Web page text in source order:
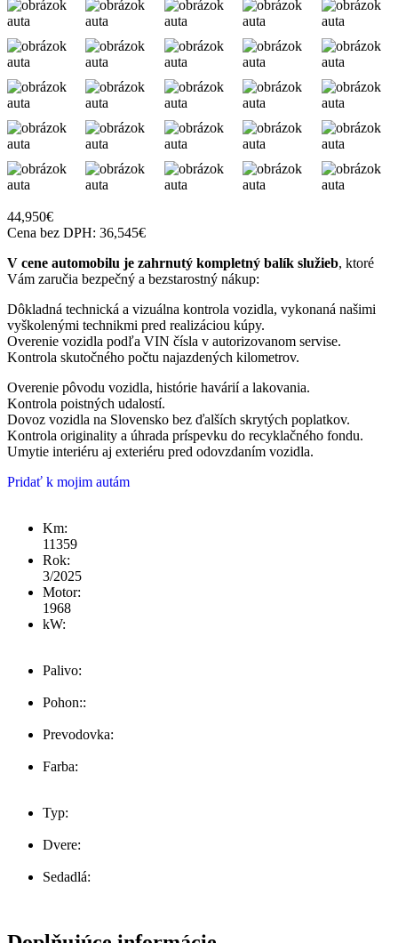
44,950€
Cena bez DPH: 36,545€
V cene automobilu je zahrnutý kompletný balík služieb, ktoré
Vám zaručia bezpečný a bezstarostný nákup:
Dôkladná technická a vizuálna kontrola vozidla, vykonaná našimi
vyškolenými technikmi pred realizáciou kúpy.
Overenie vozidla podľa VIN čísla v autorizovanom servise.
Kontrola skutočného počtu najazdených kilometrov.
Overenie pôvodu vozidla, histórie havárií a lakovania.
Kontrola poistných udalostí.
Dovoz vozidla na Slovensko bez ďalších skrytých poplatkov.
Kontrola originality a úhrada príspevku do recyklačného fondu.
Umytie interiéru aj exteriéru pred odovzdaním vozidla.
Pridať k mojim autám
Km:
11359
Rok:
3/2025
Motor:
1968
kW:
Palivo:
Pohon::
Prevodovka:
Farba:
Typ:
Dvere:
Sedadlá: